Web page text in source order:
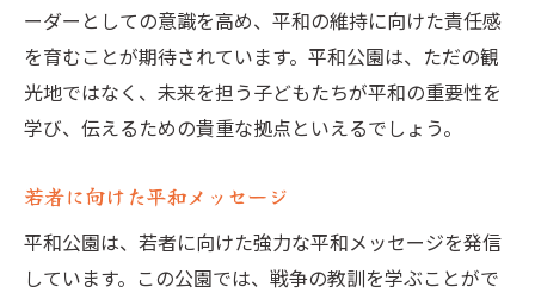
ーダーとしての意識を高め、平和の維持に向けた責任感
を育むことが期待されています。平和公園は、ただの観
光地ではなく、未来を担う子どもたちが平和の重要性を
学び、伝えるための貴重な拠点といえるでしょう。
若者に向けた平和メッセージ
平和公園は、若者に向けた強力な平和メッセージを発信
しています。この公園では、戦争の教訓を学ぶことがで